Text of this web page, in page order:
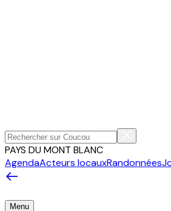
PAYS DU MONT BLANC
AgendaActeurs locauxRandonnées
Menu